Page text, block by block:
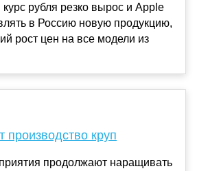
рубля резко вырос и Apple
в Россию новую продукцию,
рост цен на все модели из
производство круп
продолжают наращивать